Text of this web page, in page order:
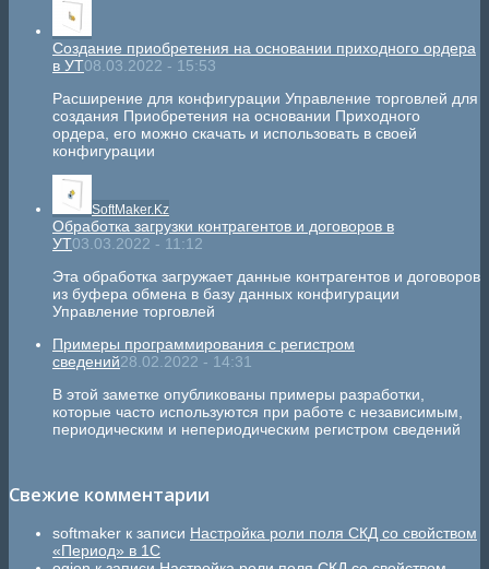
Создание приобретения на основании приходного ордера
в УТ08.03.2022 - 15:53
Расширение для конфигурации Управление торговлей для
создания Приобретения на основании Приходного
ордера, его можно скачать и использовать в своей
конфигурации
SoftMaker.Kz
Обработка загрузки контрагентов и договоров в
УТ03.03.2022 - 11:12
Эта обработка загружает данные контрагентов и договоров
из буфера обмена в базу данных конфигурации
Управление торговлей
Примеры программирования с регистром
сведений28.02.2022 - 14:31
В этой заметке опубликованы примеры разработки,
которые часто используются при работе с независимым,
периодическим и непериодическим регистром сведений
Свежие комментарии
softmaker к записи Настройка роли поля СКД со свойством
«Период» в 1С